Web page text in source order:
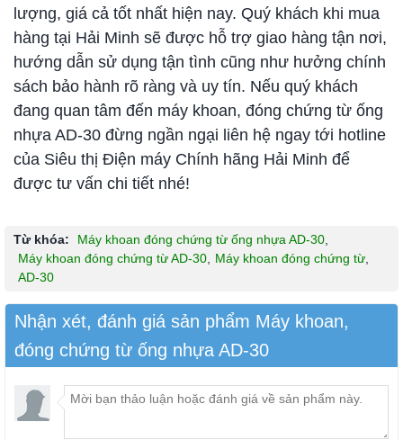
lượng, giá cả tốt nhất hiện nay. Quý khách khi mua
hàng tại Hải Minh sẽ được hỗ trợ giao hàng tận nơi,
hướng dẫn sử dụng tận tình cũng như hưởng chính
sách bảo hành rõ ràng và uy tín. Nếu quý khách
đang quan tâm đến máy khoan, đóng chứng từ ống
nhựa AD-30 đừng ngần ngại liên hệ ngay tới hotline
của Siêu thị Điện máy Chính hãng Hải Minh để
được tư vấn chi tiết nhé!
Từ khóa: Máy khoan đóng chứng từ ống nhựa AD-30,
Máy khoan đóng chứng từ AD-30, Máy khoan đóng chứng từ,
AD-30
Nhận xét, đánh giá sản phẩm Máy khoan,
đóng chứng từ ống nhựa AD-30